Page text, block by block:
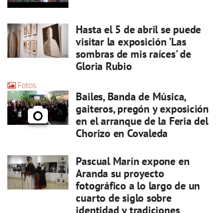
Hasta el 5 de abril se puede
visitar la exposición 'Las
sombras de mis raíces' de
Gloria Rubio
Fotos
Bailes, Banda de Música,
gaiteros, pregón y exposición
en el arranque de la Feria del
Chorizo en Covaleda
Pascual Marín expone en
Aranda su proyecto
fotográfico a lo largo de un
cuarto de siglo sobre
identidad y tradiciones